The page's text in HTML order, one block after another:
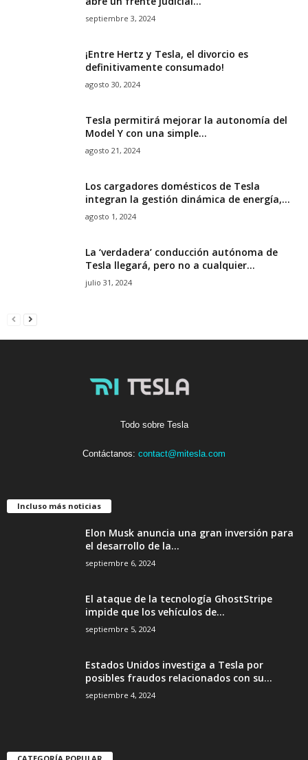
septiembre 3, 2024
¡Entre Hertz y Tesla, el divorcio es
definitivamente consumado!
agosto 30, 2024
Tesla permitirá mejorar la autonomía del
Model Y con una simple...
agosto 21, 2024
Los cargadores domésticos de Tesla
integran la gestión dinámica de energía,...
agosto 1, 2024
La ‘verdadera’ conducción autónoma de
Tesla llegará, pero no a cualquier...
julio 31, 2024
Todo sobre Tesla
Contáctanos: contact@mitesla.com
Incluso más noticias
Elon Musk anuncia una gran inversión para
el desarrollo de la...
septiembre 6, 2024
El ataque de la tecnología GhostStripe
impide que los vehículos de...
septiembre 5, 2024
Estados Unidos investiga a Tesla por
posibles fraudos relacionados con su...
septiembre 4, 2024